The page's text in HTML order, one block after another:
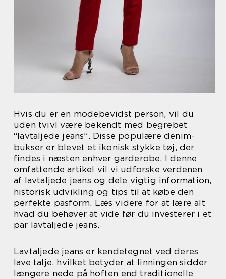
Hvis du er en modebevidst person, vil du
uden tvivl være bekendt med begrebet
“lavtaljede jeans”. Disse populære denim-
bukser er blevet et ikonisk stykke tøj, der
findes i næsten enhver garderobe. I denne
omfattende artikel vil vi udforske verdenen
af lavtaljede jeans og dele vigtig information,
historisk udvikling og tips til at købe den
perfekte pasform. Læs videre for at lære alt
hvad du behøver at vide før du investerer i et
par lavtaljede jeans.
Lavtaljede jeans er kendetegnet ved deres
lave talje, hvilket betyder at linningen sidder
længere nede på hoften end traditionelle